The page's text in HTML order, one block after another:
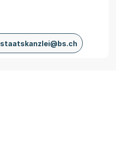
staatskanzlei@bs.ch